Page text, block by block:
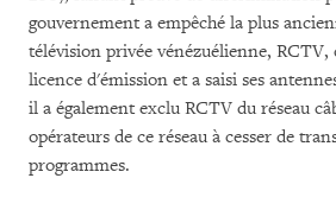
gouvernement a empêché la plus
télévision privée vénézuélienne, RCTV,
licence d'émission et a saisi ses
il a également exclu RCTV du réseau
opérateurs de ce réseau à cesser de
programmes.